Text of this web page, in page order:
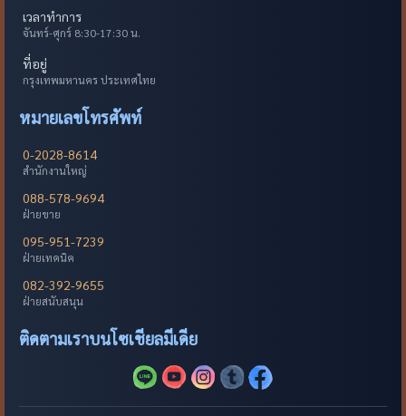
เวลาทำการ
จันทร์-ศุกร์ 8:30-17:30 น.
ที่อยู่
กรุงเทพมหานคร ประเทศไทย
หมายเลขโทรศัพท์
0-2028-8614
สำนักงานใหญ่
088-578-9694
ฝ่ายขาย
095-951-7239
ฝ่ายเทคนิค
082-392-9655
ฝ่ายสนับสนุน
ติดตามเราบนโซเชียลมีเดีย